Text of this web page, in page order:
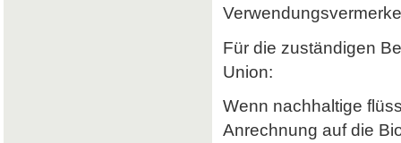
Für die zuständigen
Union:
Wenn nachhaltige
Anrechnung auf die